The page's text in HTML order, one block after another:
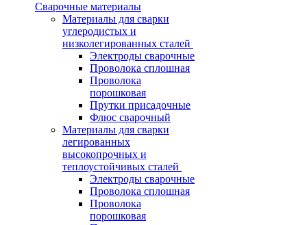
Сварочные материалы
Материалы для сварки
углеродистых и
низколегированных сталей
Электроды сварочные
Проволока сплошная
Проволока
порошковая
Прутки присадочные
Флюс сварочный
Материалы для сварки
легированных
высокопрочных и
теплоустойчивых сталей
Электроды сварочные
Проволока сплошная
Проволока
порошковая